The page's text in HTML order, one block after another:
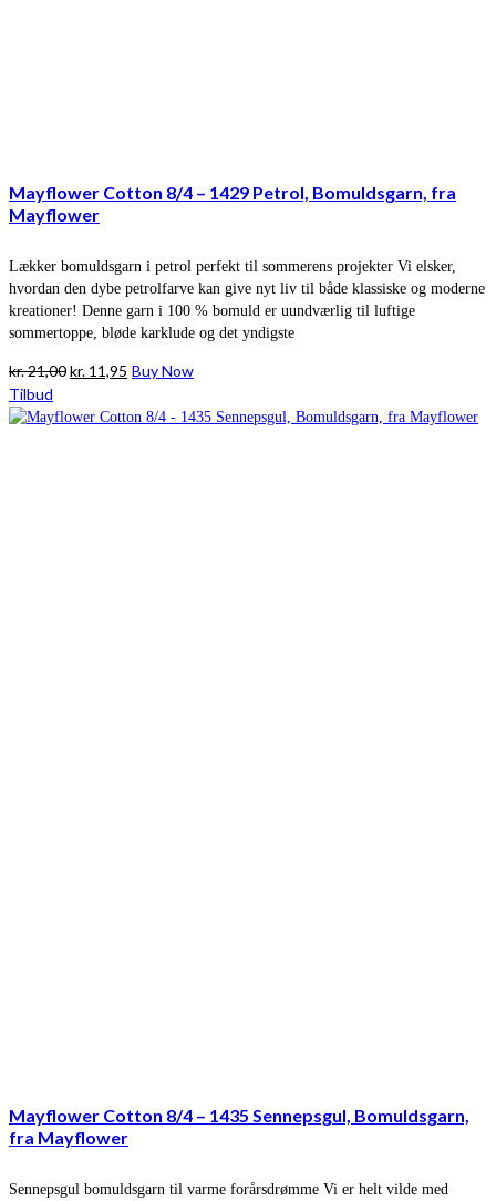
Mayflower Cotton 8/4 – 1429 Petrol, Bomuldsgarn, fra
Mayflower
Lækker bomuldsgarn i petrol perfekt til sommerens projekter Vi elsker,
hvordan den dybe petrolfarve kan give nyt liv til både klassiske og moderne
kreationer! Denne garn i 100 % bomuld er uundværlig til luftige
sommertoppe, bløde karklude og det yndigste
kr.21,00Den
pris
kr. 11,95 Den
pris
Buy Now
Tilbud
Mayflower Cotton 8/4 – 1435 Sennepsgul, Bomuldsgarn,
fra Mayflower
Sennepsgul bomuldsgarn til varme forårsdrømme Vi er helt vilde med